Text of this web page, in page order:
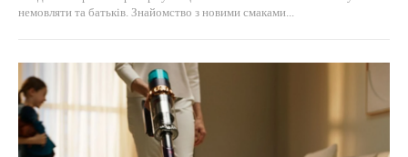
немовляти та батьків. Знайомство з новими смаками...